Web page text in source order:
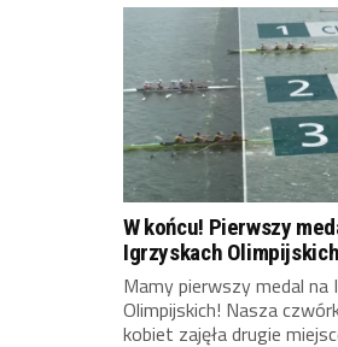
W końcu! Pierwszy
Igrzyskach
Mamy pierwszy medal na
Olimpijskich! Nasza
kobiet zajęła drugie